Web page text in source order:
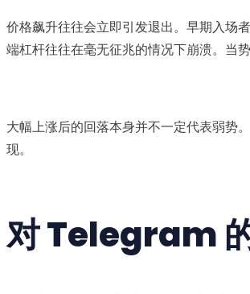
价格飙升往往会立即引发退出。早期入场
端杠杆往往在毫无征兆的情况下崩溃。当
大幅上涨后的回落本身并不一定代表弱势
现。
对 Telegram